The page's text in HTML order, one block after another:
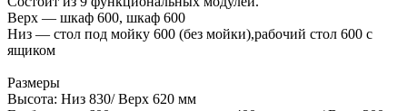
Верх — шкаф 600, шкаф 600
Низ — стол под мойку 600 (без мойки),рабочий стол 600 с
ящиком
Размеры
Высота: Низ 830/ Верх 620 мм